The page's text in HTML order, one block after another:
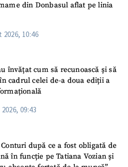
din Donbasul aflat pe linia
2026, 10:46
învățat cum să recunoască și să
cadrul celei de-a doua ediții a
09:43
după ce a fost obligată de
în funcție pe Tatiana Vozian și